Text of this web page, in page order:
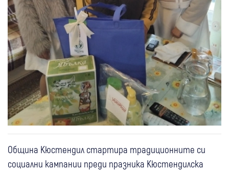
Община Кюстендил стартира традиционните си
социални кампании преди празника Кюстендилска